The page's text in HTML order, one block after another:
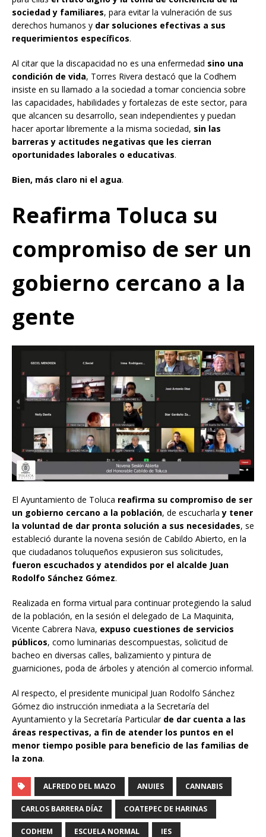
sociedad y familiares, para evitar la vulneración de sus
derechos humanos y dar soluciones efectivas a sus
requerimientos específicos.
Al citar que la discapacidad no es una enfermedad sino una
condición de vida, Torres Rivera destacó que la Codhem
insiste en su llamado a la sociedad a tomar conciencia sobre
las capacidades, habilidades y fortalezas de este sector, para
que alcancen su desarrollo, sean independientes y puedan
hacer aportar libremente a la misma sociedad, sin las
barreras y actitudes negativas que les cierran
oportunidades laborales o educativas.
Bien, más claro ni el agua.
Reafirma Toluca su
compromiso de ser un
gobierno cercano a la
gente
El Ayuntamiento de Toluca reafirma su compromiso de ser
un gobierno cercano a la población, de escucharlay tener
la voluntad de dar pronta solución a sus necesidades, se
estableció durante la novena sesión de Cabildo Abierto, en la
que ciudadanos toluqueños expusieron sus solicitudes,
fueron escuchados y atendidos por el alcalde Juan
Rodolfo Sánchez Gómez.
Realizada en forma virtual para continuar protegiendo la salud
de la población, en la sesión el delegado de La Maquinita,
Vicente Cabrera Nava, expuso cuestiones de servicios
públicos, como luminarias descompuestas, solicitud de
bacheo en diversas calles, balizamiento y pintura de
guarniciones, poda de árboles y atención al comercio informal.
Al respecto, el presidente municipal Juan Rodolfo Sánchez
Gómez dio instrucción inmediata a la Secretaría del
Ayuntamiento y la Secretaría Particular de dar cuenta a las
áreas respectivas, a fin de atender los puntos en el
menor tiempo posible para beneficio de las familias de
la zona.
ALFREDO DEL MAZO ANUIES CANNABIS
CARLOS BARRERA DÍAZ COATEPEC DE HARINAS
CODHEM ESCUELA NORMAL IES